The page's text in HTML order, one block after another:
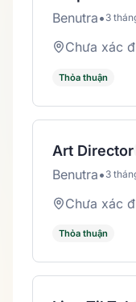
Benutra• 3
Chưa xác
Thỏa thuận
Art Director
Benutra• 3
Chưa xác
Thỏa thuận